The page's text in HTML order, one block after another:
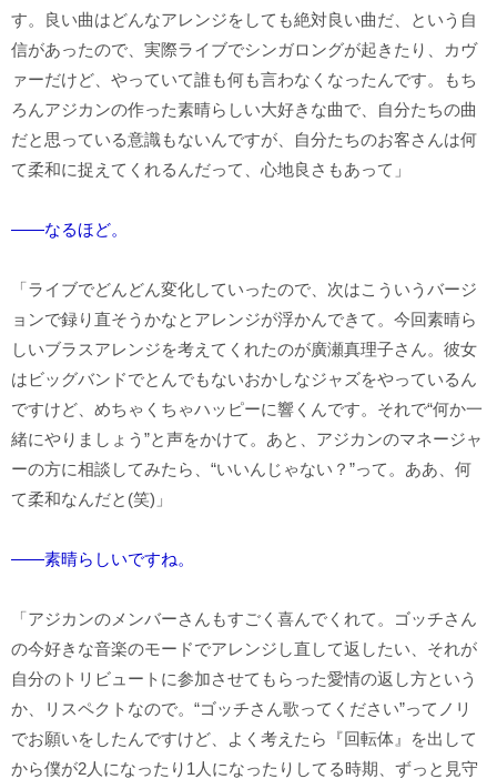
す。良い曲はどんなアレンジをしても絶対良い曲だ、という自
信があったので、実際ライブでシンガロングが起きたり、カヴ
ァーだけど、やっていて誰も何も言わなくなったんです。もち
ろんアジカンの作った素晴らしい大好きな曲で、自分たちの曲
だと思っている意識もないんですが、自分たちのお客さんは何
て柔和に捉えてくれるんだって、心地良さもあって」
――なるほど。
「ライブでどんどん変化していったので、次はこういうバージ
ョンで録り直そうかなとアレンジが浮かんできて。今回素晴ら
しいブラスアレンジを考えてくれたのが廣瀬真理子さん。彼女
はビッグバンドでとんでもないおかしなジャズをやっているん
ですけど、めちゃくちゃハッピーに響くんです。それで“何か一
緒にやりましょう”と声をかけて。あと、アジカンのマネージャ
ーの方に相談してみたら、“いいんじゃない？”って。ああ、何
て柔和なんだと(笑)」
――素晴らしいですね。
「アジカンのメンバーさんもすごく喜んでくれて。ゴッチさん
の今好きな音楽のモードでアレンジし直して返したい、それが
自分のトリビュートに参加させてもらった愛情の返し方という
か、リスペクトなので。“ゴッチさん歌ってください”ってノリ
でお願いをしたんですけど、よく考えたら『回転体』を出して
から僕が2人になったり1人になったりしてる時期、ずっと見守